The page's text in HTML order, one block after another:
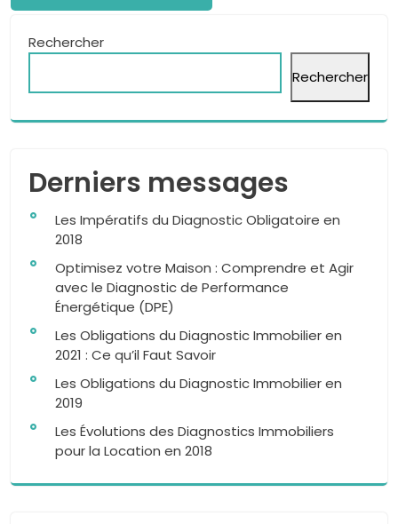
Rechercher
Rechercher
Derniers messages
Les Impératifs du Diagnostic Obligatoire en
2018
Optimisez votre Maison : Comprendre et Agir
avec le Diagnostic de Performance
Énergétique (DPE)
Les Obligations du Diagnostic Immobilier en
2021 : Ce qu’il Faut Savoir
Les Obligations du Diagnostic Immobilier en
2019
Les Évolutions des Diagnostics Immobiliers
pour la Location en 2018